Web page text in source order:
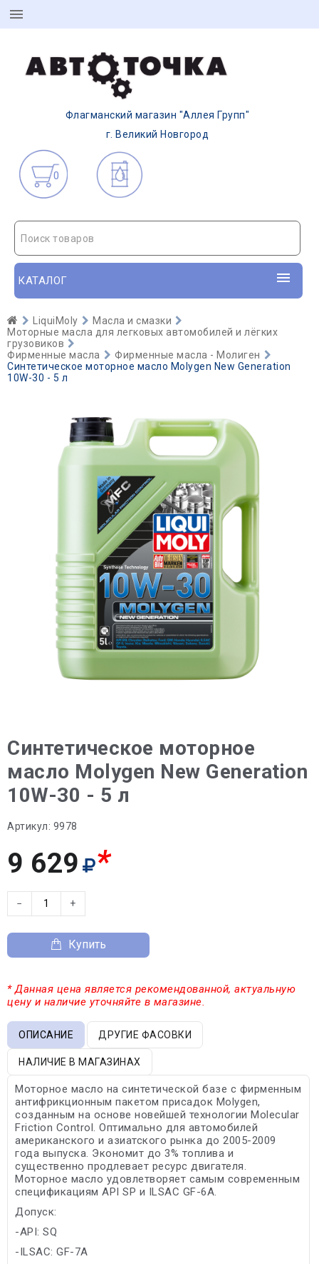
Флагманский магазин "Аллея Групп"
г. Великий Новгород
0
Поиск товаров
КАТАЛОГ
LiquiMoly
Масла и смазки
Моторные масла для легковых автомобилей и лёгких
грузовиков
Фирменные масла
Фирменные масла - Молиген
Синтетическое моторное масло Molygen New Generation
10W-30 - 5 л
Синтетическое моторное
масло Molygen New Generation
10W-30 - 5 л
Артикул: 9978
9 629 *
− +
Купить
* Данная цена является рекомендованной, актуальную
цену и наличие уточняйте в магазине.
ОПИСАНИЕ ДРУГИЕ ФАСОВКИ
НАЛИЧИЕ В МАГАЗИНАХ
Моторное масло на синтетической базе с фирменным
антифрикционным пакетом присадок Molygen,
созданным на основе новейшей технологии Molecular
Friction Control. Оптимально для автомобилей
американского и азиатского рынка до 2005-2009
года выпуска. Экономит до 3% топлива и
существенно продлевает ресурс двигателя.
Моторное масло удовлетворяет самым современным
спецификациям API SP и ILSAC GF-6A.
Допуск:
-API: SQ
-ILSAC: GF-7A